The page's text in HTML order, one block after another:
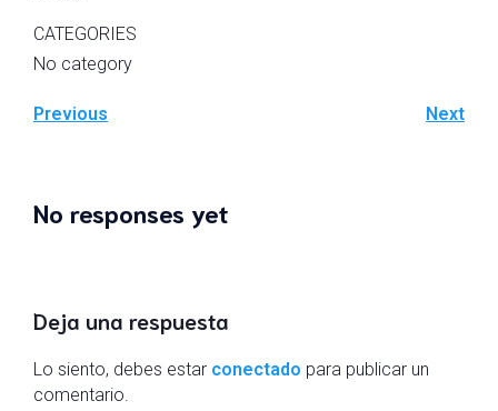
CATEGORIES
No category
Previous Next
No responses yet
Deja una respuesta
Lo siento, debes estar conectado para publicar un
comentario.